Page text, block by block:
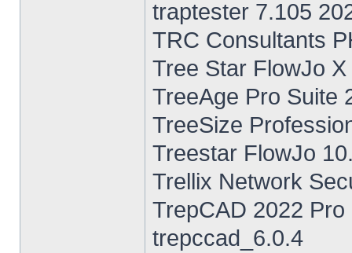
traptester 7.105
TRC Consultants
Tree Star FlowJo
TreeAge Pro Suite
TreeSize
Treestar FlowJo
Trellix Network
TrepCAD 2022 Pro
trepccad_6.0.4